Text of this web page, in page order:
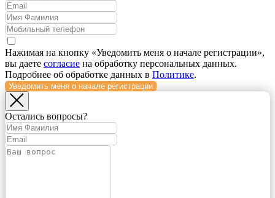
Нажимая на кнопку «Уведомить меня о начале регистрации»,
вы даете согласие на обработку персональных данных.
Подробнее об обработке данных в Политике.
Уведомить меня о начале регистрации
Остались вопросы?